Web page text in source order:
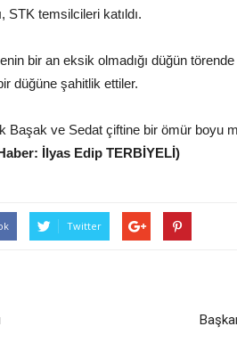
STK temsilcileri katıldı.
bir an eksik olmadığı düğün
düğüne şahitlik ettiler.
Başak ve Sedat çiftine bir ömür boyu
İlyas Edip TERBİYELİ)
Twitter